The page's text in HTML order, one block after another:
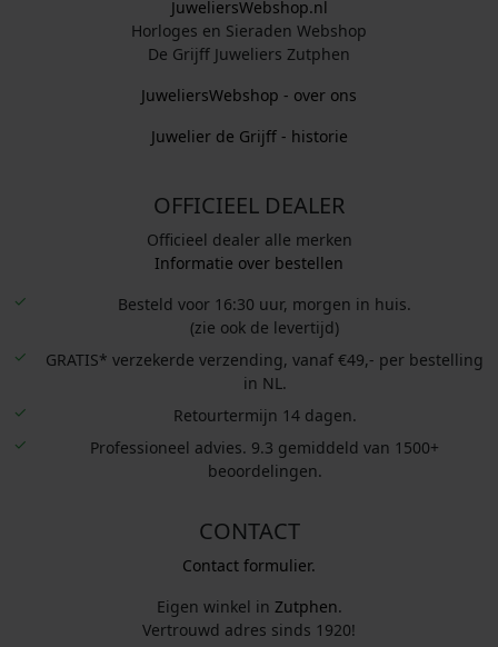
JuweliersWebshop.nl
Horloges en Sieraden Webshop
De Grijff Juweliers Zutphen
JuweliersWebshop - over ons
Juwelier de Grijff - historie
OFFICIEEL DEALER
Officieel dealer alle merken
Informatie over bestellen
Besteld voor 16:30 uur, morgen in huis.
(zie ook de levertijd)
GRATIS* verzekerde verzending, vanaf €49,- per bestelling
in NL.
Retourtermijn 14 dagen.
Professioneel advies. 9.3 gemiddeld van 1500+
beoordelingen.
CONTACT
Contact formulier.
Eigen winkel in Zutphen.
Vertrouwd adres sinds 1920!